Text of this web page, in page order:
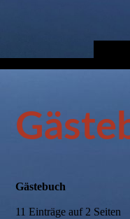
Gästebuch
11 Einträge auf 2 Seiten